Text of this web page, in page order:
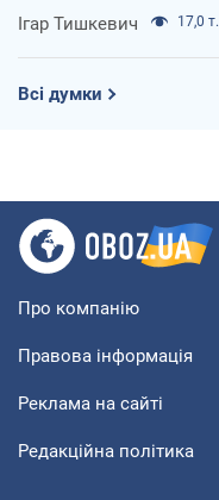
Ігар Тишкевич 17,0 т.
Всі думки
Про компанію
Правова інформація
Реклама на сайті
Редакційна політика